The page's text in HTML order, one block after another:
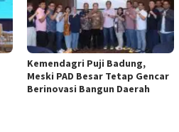
Kemendagri Puji Badung,
Meski PAD Besar Tetap Gencar
Berinovasi Bangun Daerah